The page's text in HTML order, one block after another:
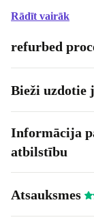
Rādīt vairāk
refurbed
Bieži uzdotie
Informācija
atbilstību
Atsauksmes